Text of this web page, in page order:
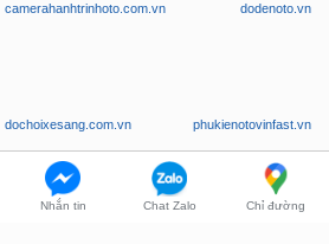
camerahanhtrinhoto.com.vn dodenoto.vn
dochoixesang.com.vn phukienotovinfast.vn
Nhắn tin Chat Zalo Chỉ đường